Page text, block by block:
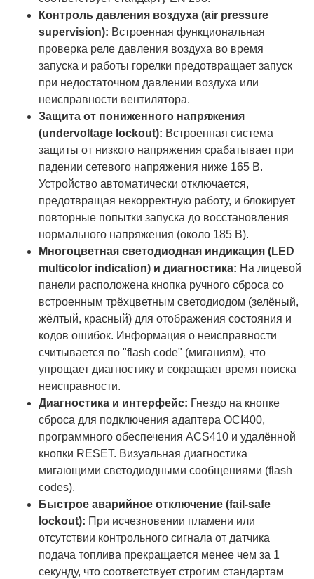
Контроль давления воздуха (air pressure
supervision): Встроенная функциональная
проверка реле давления воздуха во время
запуска и работы горелки предотвращает запуск
при недостаточном давлении воздуха или
неисправности вентилятора.
Защита от пониженного напряжения
(undervoltage lockout): Встроенная система
защиты от низкого напряжения срабатывает при
падении сетевого напряжения ниже 165 В.
Устройство автоматически отключается,
предотвращая некорректную работу, и блокирует
повторные попытки запуска до восстановления
нормального напряжения (около 185 В).
Многоцветная светодиодная индикация (LED
multicolor indication) и диагностика: На лицевой
панели расположена кнопка ручного сброса со
встроенным трёхцветным светодиодом (зелёный,
жёлтый, красный) для отображения состояния и
кодов ошибок. Информация о неисправности
считывается по "flash code" (миганиям), что
упрощает диагностику и сокращает время поиска
неисправности.
Диагностика и интерфейс: Гнездо на кнопке
сброса для подключения адаптера OCI400,
программного обеспечения ACS410 и удалённой
кнопки RESET. Визуальная диагностика
мигающими светодиодными сообщениями (flash
codes).
Быстрое аварийное отключение (fail-safe
lockout): При исчезновении пламени или
отсутствии контрольного сигнала от датчика
подача топлива прекращается менее чем за 1
секунду, что соответствует строгим стандартам